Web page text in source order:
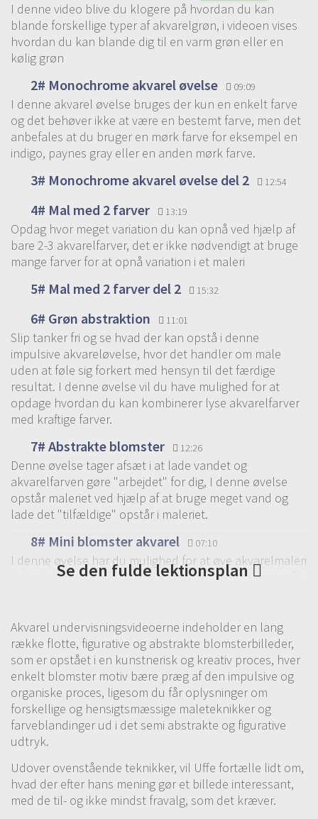
Se den fulde lektionsplan
I denne video blive du klogere på hvordan du kan
blande forskellige typer af akvarelgrøn, i videoen vises
hvordan du kan blande dig til en varm grøn eller en
kølig grøn
2# Monochrome akvarel øvelse 09:09
I denne akvarel øvelse bruges der kun en enkelt farve
og det behøver ikke at være en bestemt farve, men det
anbefales at du bruger en mørk farve for eksempel en
indigo, paynes gray eller en anden mørk farve.
3# Monochrome akvarel øvelse del 2 12:54
4# Mal med 2 farver 13:19
Opdag hvor meget variation du kan opnå ved hjælp af
bare 2-3 akvarelfarver, det er ikke nødvendigt at bruge
mange farver for at opnå variation i et maleri
5# Mal med 2 farver del 2 15:32
6# Grøn abstraktion 11:01
Slip tanker fri og se hvad der kan opstå i denne
impulsive akvareløvelse, hvor det handler om male
uden at føle sig forkert med hensyn til det færdige
resultat. I denne øvelse vil du have mulighed for at
opdage hvordan du kan kombinerer lyse akvarelfarver
med kraftige farver.
7# Abstrakte blomster 12:26
Denne øvelse tager afsæt i at lade vandet og
akvarelfarven gøre "arbejdet" for dig, I denne øvelse
opstår maleriet ved hjælp af at bruge meget vand og
lade det "tilfældige" opstår i maleriet.
8# Mini blomster akvarel 07:10
I denne øvelse har du mulighed for at øve akvarelmaleri
i et mindre format fx A5 men større format passer også
samt at blande farverne undervejs i maleprossen.
9# Naturens farver 06:36
Kombinere 2 akvarel grundteknikker i det samme
akvarelmaleri og opdag hvordan akvarelmaleriet kan
blive konkret ved hjælp af disse 2 akvarelteknikker i det
samme maleri
10# Naturens farver del 2
11# Farverige natur farver 07:45
Afprøv kombinationen med akvarel og akvarelblyanter i
det samme akvarelmaler. I denne akvareløvelse
Akvarel undervisningsvideoerne indeholder en lang
række flotte, figurative og abstrakte blomsterbilleder,
som er opstået i en kunstnerisk og kreativ proces, hver
enkelt blomster motiv bære præg af den impulsive og
organiske proces, ligesom du får oplysninger om
forskellige og hensigtsmæssige maleteknikker og
farveblandinger ud i det semi abstrakte og figurative
udtryk.
Udover ovenstående teknikker, vil Uffe fortælle lidt om,
hvad der efter hans mening gør et billede interessant,
med de til- og ikke mindst fravalg, som det kræver.